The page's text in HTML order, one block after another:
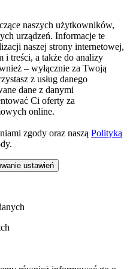
naszych użytkowników,
urządzeń. Informacje te
naszej strony internetowej,
i treści, a także do analizy
– wyłącznie za Twoją
z usług danego
dane z danymi
Ci oferty za
online.
zgody oraz naszą Polityką
ustawień